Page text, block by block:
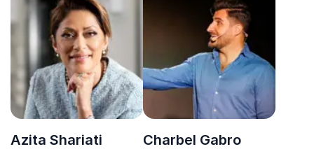
verktyg som skapar verklig
förändring i vardagen.
Azita Shariati Charbel Gabro